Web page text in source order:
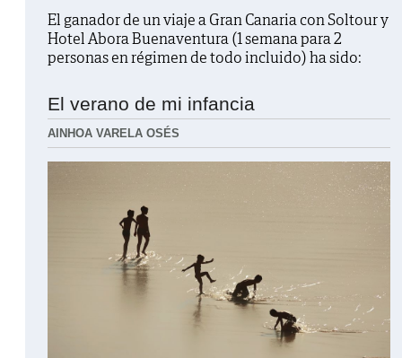
El ganador de un viaje a Gran Canaria con Soltour y
Hotel Abora Buenaventura (1 semana para 2
personas en régimen de todo incluido) ha sido:
El verano de mi infancia
AINHOA VARELA OSÉS